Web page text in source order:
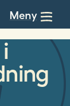
Meny